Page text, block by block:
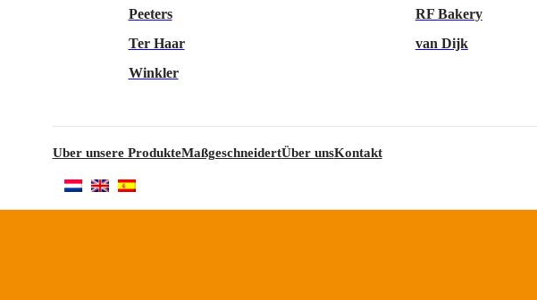
Peeters
RF Bakery
Ter Haar
van Dijk
Winkler
Uber unsere ProdukteMaßgeschneidertÜber unsKontakt